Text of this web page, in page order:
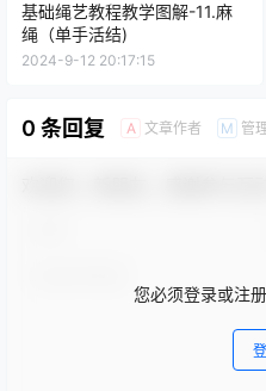
基础绳艺教程教学图解-11.麻
绳（单手活结)
2024-9-12 20:17:15
0 条回复 A 文章作者 M 管
您必须登录或注